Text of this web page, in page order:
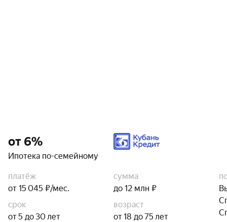
от 6%
Ипотека по-семейному
платёж
от 15 045 ₽/мес.
сумма
до 12 млн ₽
срок
от 5 до 30 лет
возраст
от 18 до 75 лет